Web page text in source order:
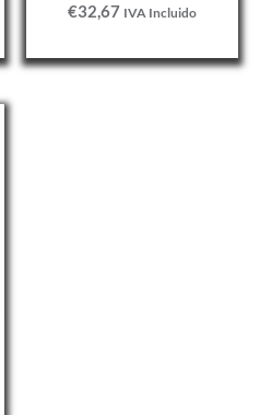
€32,67 IVA Incluido